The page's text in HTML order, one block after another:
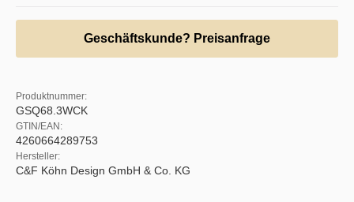
Geschäftskunde? Preisanfrage
Produktnummer:
GSQ68.3WCK
GTIN/EAN:
4260664289753
Hersteller:
C&F Köhn Design GmbH & Co. KG